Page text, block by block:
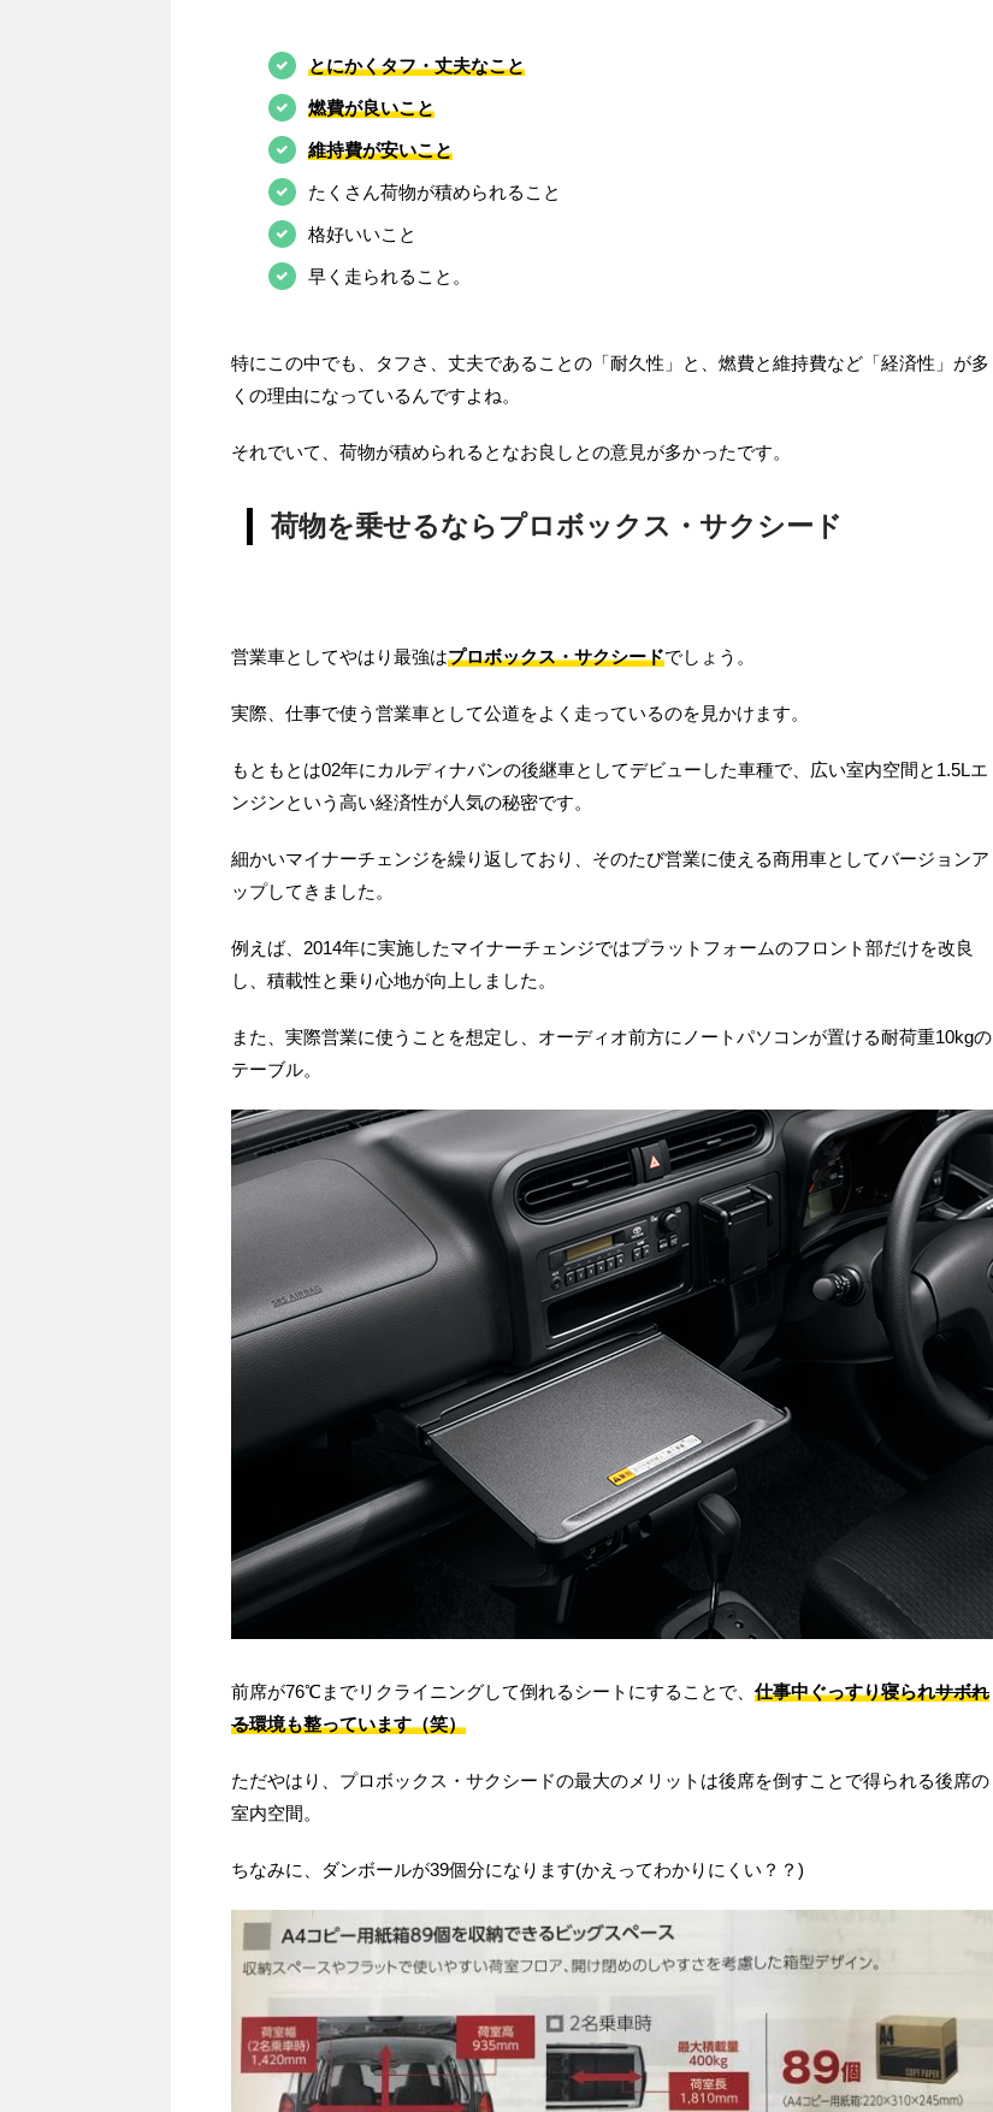
とにかくタフ・丈夫なこと
燃費が良いこと
維持費が安いこと
たくさん荷物が積められること
格好いいこと
早く走られること。
特にこの中でも、タフさ、丈夫であることの「耐久性」と、燃費と維持費など「経済性」が多
くの理由になっているんですよね。
それでいて、荷物が積められるとなお良しとの意見が多かったです。
荷物を乗せるならプロボックス・サクシード
営業車としてやはり最強はプロボックス・サクシードでしょう。
実際、仕事で使う営業車として公道をよく走っているのを見かけます。
もともとは02年にカルディナバンの後継車としてデビューした車種で、広い室内空間と1.5Lエ
ンジンという高い経済性が人気の秘密です。
細かいマイナーチェンジを繰り返しており、そのたび営業に使える商用車としてバージョンア
ップしてきました。
例えば、2014年に実施したマイナーチェンジではプラットフォームのフロント部だけを改良
し、積載性と乗り心地が向上しました。
また、実際営業に使うことを想定し、オーディオ前方にノートパソコンが置ける耐荷重10kgの
テーブル。
前席が76℃までリクライニングして倒れるシートにすることで、 仕事中ぐっすり寝られサボれ
る環境も整っています（笑）
ただやはり、プロボックス・サクシードの最大のメリットは後席を倒すことで得られる後席の
室内空間。
ちなみに、ダンボールが39個分になります(かえってわかりにくい？？)